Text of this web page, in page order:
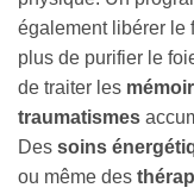
également libérer le
plus de purifier le
de traiter les
traumatismes
Des soins
ou même des